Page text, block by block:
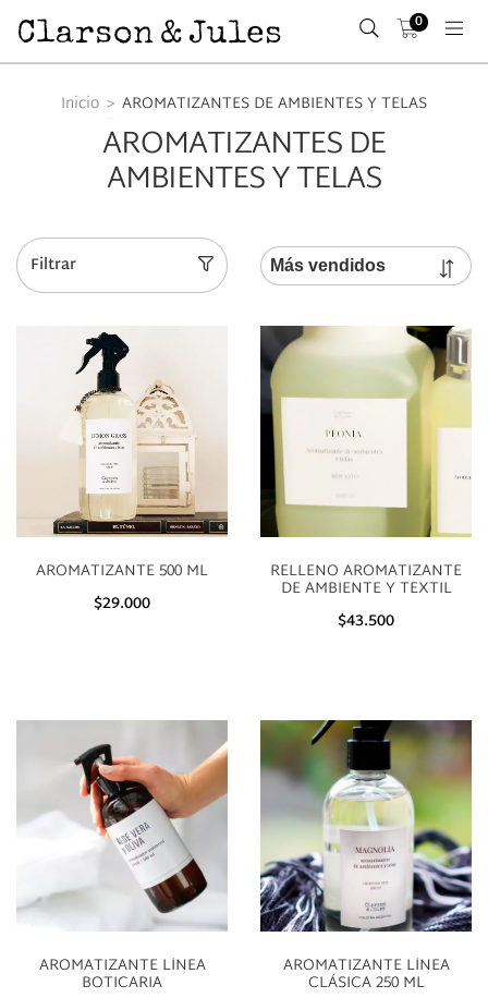
0
Inicio > AROMATIZANTES DE AMBIENTES Y TELAS
AROMATIZANTES DE
AMBIENTES Y TELAS
Filtrar
AROMATIZANTE 500 ML
$29.000
RELLENO AROMATIZANTE
DE AMBIENTE Y TEXTIL
$43.500
AROMATIZANTE LÍNEA
BOTICARIA
AROMATIZANTE LÍNEA
CLÁSICA 250 ML